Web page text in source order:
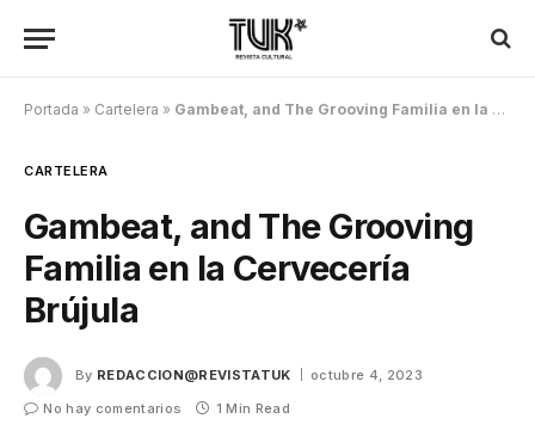
Portada » Cartelera » Gambeat, and The Grooving Familia en la Cervecería Brújula
CARTELERA
Gambeat, and The Grooving
Familia en la Cervecería
Brújula
By REDACCION@REVISTATUK
octubre 4, 2023
No hay comentarios
1 Min Read